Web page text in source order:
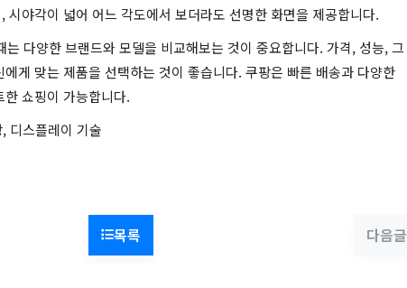
시야각이 넓어 어느 각도에서 보더라도 선명한 화면을 제공합니다.
다양한 브랜드와 모델을 비교해보는 것이 중요합니다. 가격, 성능, 그
게 맞는 제품을 선택하는 것이 좋습니다. 쿠팡은 빠른 배송과 다양한
쇼핑이 가능합니다.
디스플레이 기술
목록 다음글